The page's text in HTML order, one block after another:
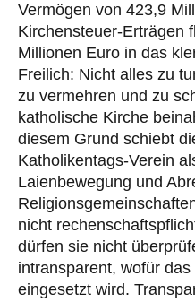
Vermögen von 423,9
Kirchensteuer-Erträgen
Millionen Euro in das
Freilich: Nicht alles zu
zu vermehren und zu
katholische Kirche
diesem Grund schiebt
Katholikentags-Verein
Laienbewegung und
nicht
dürfen sie nicht
intransparent, wofür
eingesetzt wird.